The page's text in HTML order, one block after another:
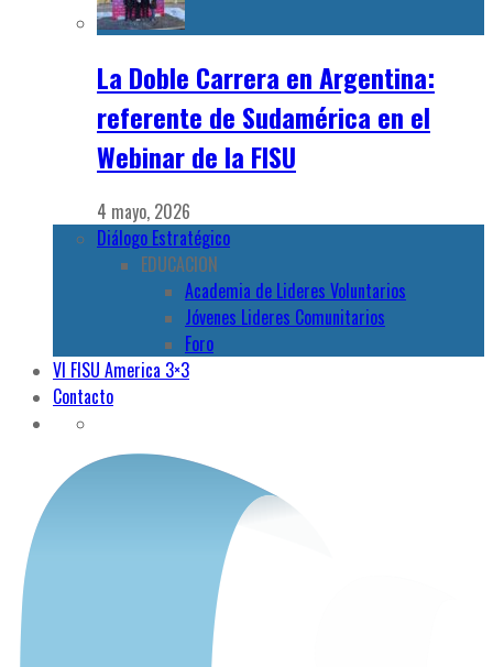
La Doble Carrera en Argentina:
referente de Sudamérica en el
Webinar de la FISU
4 mayo, 2026
Diálogo Estratégico
EDUCACION
Academia de Lideres Voluntarios
Jóvenes Lideres Comunitarios
Foro
VI FISU America 3×3
Contacto